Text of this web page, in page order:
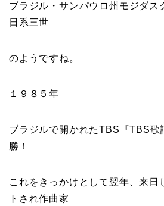
ブラジル・サンパウロ州モジダス
日系三世
のようですね。
１９８５年
ブラジルで開かれたTBS『TBS歌
勝！
これをきっかけとして翌年、来日
トされ作曲家